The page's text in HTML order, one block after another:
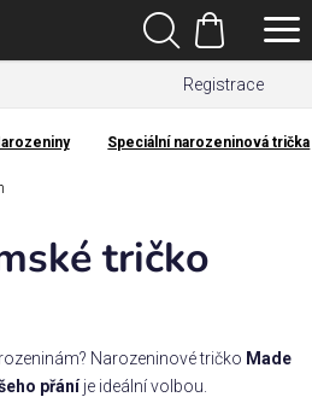
Registrace
Hledat
Nákupní
košík
Speciální narozeninová trička
tričko
Narozeninové tričko Made
přání je ideální volbou.